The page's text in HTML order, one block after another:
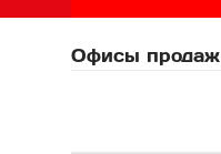
Офисы продаж